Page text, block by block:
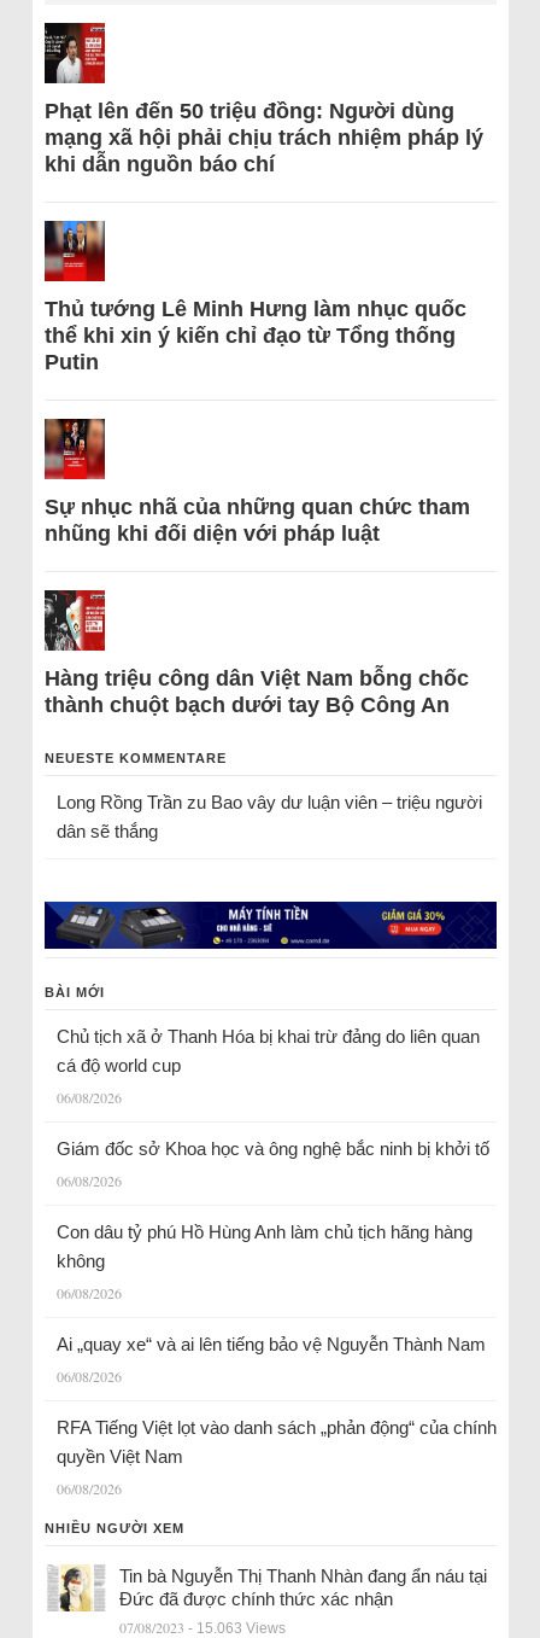
Phạt lên đến 50 triệu đồng: Người dùng
mạng xã hội phải chịu trách nhiệm pháp lý
khi dẫn nguồn báo chí
Thủ tướng Lê Minh Hưng làm nhục quốc
thể khi xin ý kiến chỉ đạo từ Tổng thống
Putin
Sự nhục nhã của những quan chức tham
nhũng khi đối diện với pháp luật
Hàng triệu công dân Việt Nam bỗng chốc
thành chuột bạch dưới tay Bộ Công An
NEUESTE KOMMENTARE
Long Rồng Trầnzu Bao vây dư luận viên – triệu người
dân sẽ thắng
BÀI MỚI
Chủ tịch xã ở Thanh Hóa bị khai trừ đảng do liên quan
cá độ world cup
06/08/2026
Giám đốc sở Khoa học và ông nghệ bắc ninh bị khởi tố
06/08/2026
Con dâu tỷ phú Hồ Hùng Anh làm chủ tịch hãng hàng
không
06/08/2026
Ai „quay xe“ và ai lên tiếng bảo vệ Nguyễn Thành Nam
06/08/2026
RFA Tiếng Việt lọt vào danh sách „phản động“ của chính
quyền Việt Nam
06/08/2026
NHIỀU NGƯỜI XEM
Tin bà Nguyễn Thị Thanh Nhàn đang ẩn náu tại
Đức đã được chính thức xác nhận
07/08/2023 - 15.063 Views